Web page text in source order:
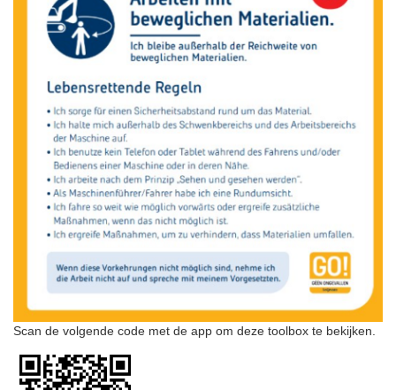
Scan de volgende code met de app om deze toolbox te bekijken.